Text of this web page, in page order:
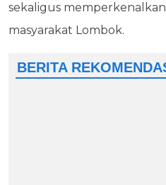
sekaligus memperkenalkan
masyarakat Lombok.